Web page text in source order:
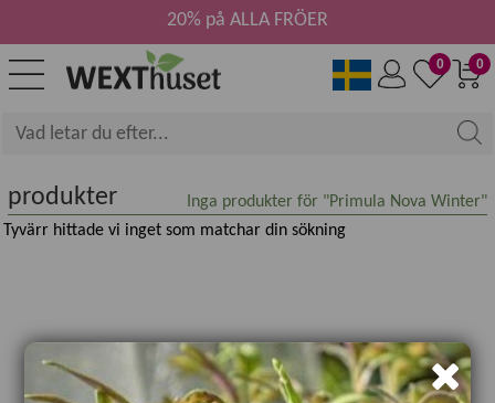
0
0
20% på ALLA FRÖER
produkter
Inga produkter för "Primula Nova Winter"
Tyvärr hittade vi inget som matchar din sökning​